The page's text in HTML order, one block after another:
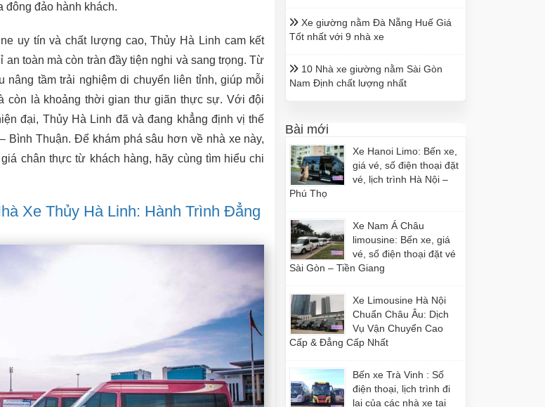
đông đảo hành khách.
uy tín và chất lượng cao, Thủy Hà Linh cam kết
toàn mà còn tràn đầy tiện nghi và sang trọng. Từ
nâng tầm trải nghiệm di chuyển liên tỉnh, giúp mỗi
còn là khoảng thời gian thư giãn thực sự. Với đội
đại, Thủy Hà Linh đã và đang khẳng định vị thế
Bình Thuận. Để khám phá sâu hơn về nhà xe này,
chân thực từ khách hàng, hãy cùng tìm hiểu chi
Xe Thủy Hà Linh: Hành Trình Đẳng
Xe giường nằm Đà Nẵng Huế Giá
Tốt nhất với 9 nhà xe
10 Nhà xe giường nằm Sài Gòn
Nam Định chất lượng nhất
Bài mới
Xe Hanoi Limo: Bến xe,
giá vé, số điện thoại đặt
vé, lịch trình Hà Nội –
Phú Thọ
Xe Nam Á Châu
limousine: Bến xe, giá
vé, số điện thoại đặt vé
Sài Gòn – Tiền Giang
Xe Limousine Hà Nội
Chuẩn Châu Âu: Dịch
Vụ Vận Chuyển Cao
Cấp & Đẳng Cấp Nhất
Bến xe Trà Vinh : Số
điện thoại, lịch trình đi
lại của các nhà xe tại